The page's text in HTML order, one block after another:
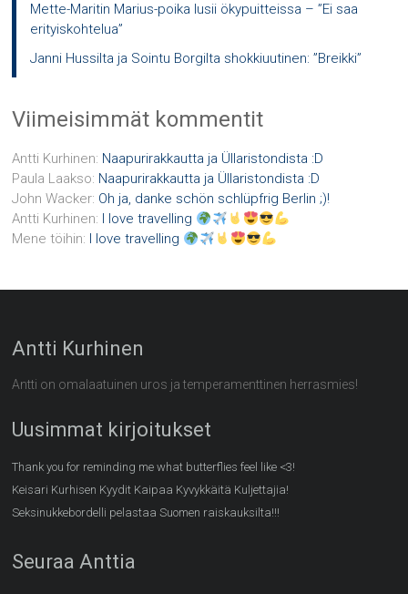
Mette-Maritin Marius-poika lusii ökypuitteissa – ”Ei saa
erityiskohtelua”
Janni Hussilta ja Sointu Borgilta shokkiuutinen: ”Breikki”
Viimeisimmät kommentit
Antti Kurhinen: Naapurirakkautta ja Üllaristondista :D
Paula Laakso: Naapurirakkautta ja Üllaristondista :D
John Wacker: Oh ja, danke schön schlüpfrig Berlin ;)!
Antti Kurhinen:
I love travelling
Mene töihin: I love travelling
Antti Kurhinen
Antti on omalaatuinen uros ja temperamenttinen herrasmies!
Uusimmat kirjoitukset
Thank you for reminding me what butterflies feel like <3!
Keisari Kurhisen Kyydit Kaipaa Kyvykkäitä Kuljettajia!
Seksinukkebordelli pelastaa Suomen raiskauksilta!!!
Seuraa Anttia